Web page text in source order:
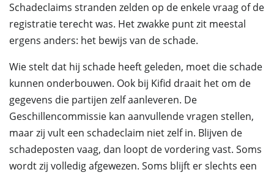
Schadeclaims stranden zelden op de enkele vraag of de
registratie terecht was. Het zwakke punt zit meestal
ergens anders: het bewijs van de schade.
Wie stelt dat hij schade heeft geleden, moet die schade
kunnen onderbouwen. Ook bij Kifid draait het om de
gegevens die partijen zelf aanleveren. De
Geschillencommissie kan aanvullende vragen stellen,
maar zij vult een schadeclaim niet zelf in. Blijven de
schadeposten vaag, dan loopt de vordering vast. Soms
wordt zij volledig afgewezen. Soms blijft er slechts een